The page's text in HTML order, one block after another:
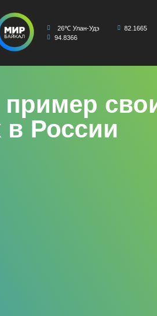
26℃ Улан-Удэ
82.1665
94.8366
России